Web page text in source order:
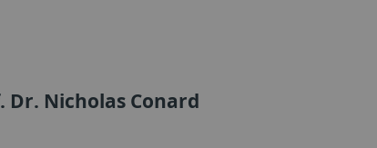
Dr. Nicholas Conard